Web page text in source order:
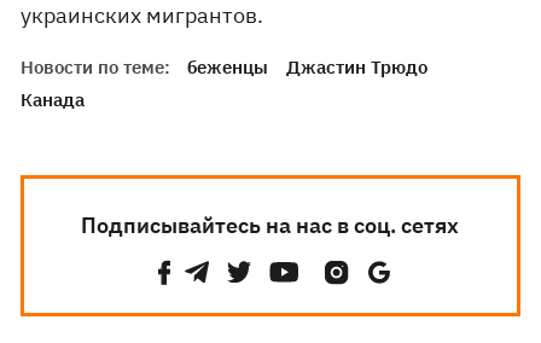
украинских мигрантов.
Новости по теме: беженцы
Джастин Трюдо
Канада
Подписывайтесь на нас в соц. сетях